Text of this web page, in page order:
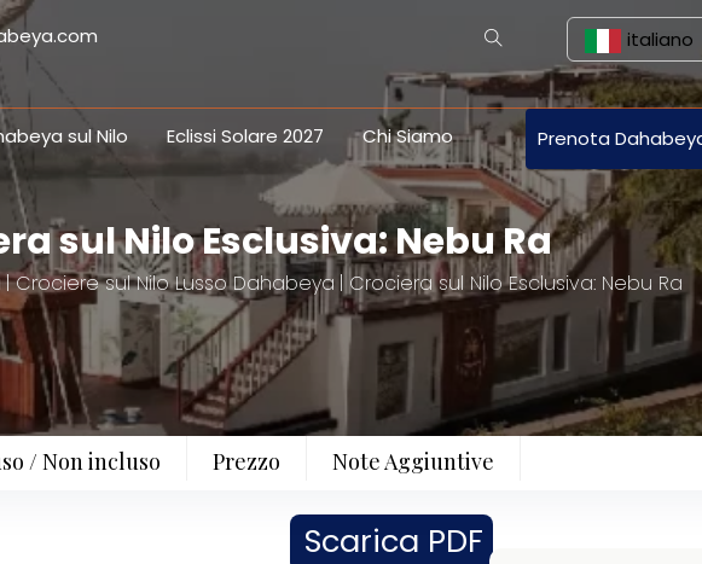
italiano
sul Nilo Eclissi Solare 2027 Chi Siamo Prenota
sul Nilo Esclusiva: Nebu Ra
Crociere sul Nilo Lusso Dahabeya Crociera sul Nilo Esclusiva: Nebu Ra
/ Non incluso Prezzo Note Aggiuntive
Scarica PDF